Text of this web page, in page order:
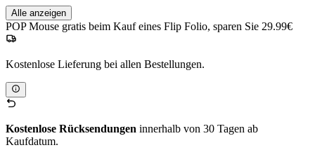
Alle anzeigen
POP Mouse gratis beim Kauf eines Flip Folio, sparen Sie 29.99€
Kostenlose Lieferung bei allen Bestellungen.
Kostenlose Rücksendungen innerhalb von 30 Tagen ab
Kaufdatum.